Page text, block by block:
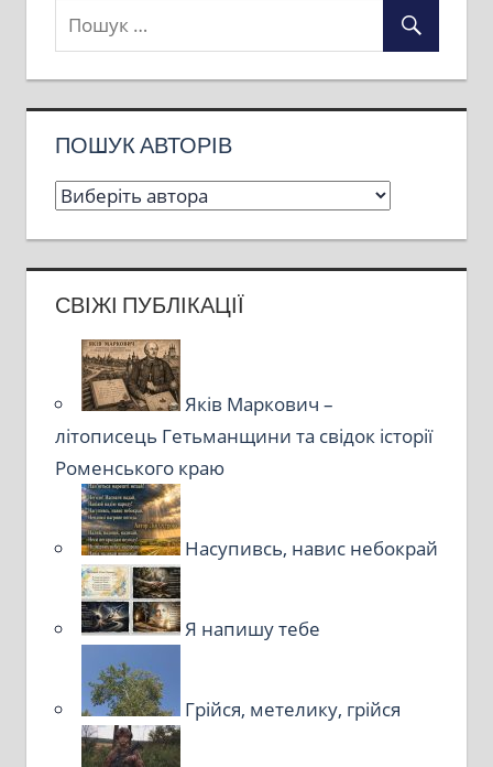
ПОШУК АВТОРІВ
СВІЖІ ПУБЛІКАЦІЇ
Яків Маркович –
літописець Гетьманщини та свідок історії
Роменського краю
Насупивсь, навис небокрай
Я напишу тебе
Грійся, метелику, грійся